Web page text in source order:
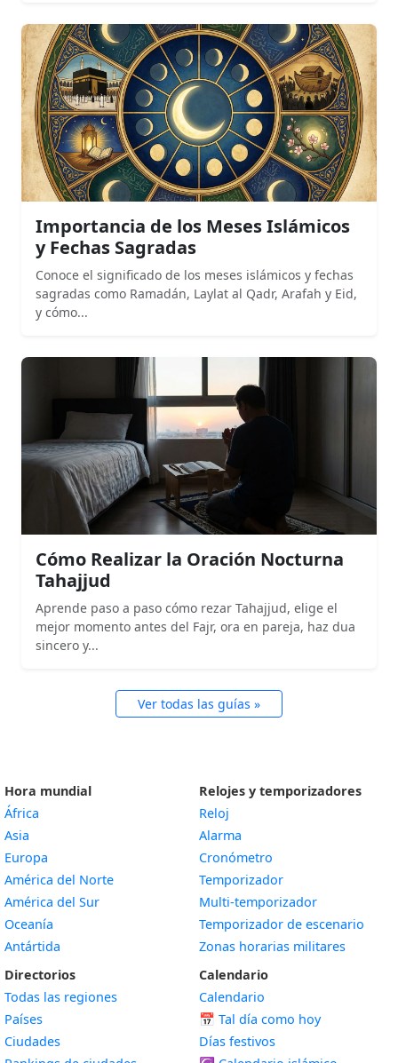
Importancia de los Meses Islámicos
y Fechas Sagradas
Conoce el significado de los meses islámicos y fechas
sagradas como Ramadán, Laylat al Qadr, Arafah y Eid,
y cómo...
Cómo Realizar la Oración Nocturna
Tahajjud
Aprende paso a paso cómo rezar Tahajjud, elige el
mejor momento antes del Fajr, ora en pareja, haz dua
sincero y...
Ver todas las guías »
Hora mundial
África
Asia
Europa
América del Norte
América del Sur
Oceanía
Antártida
Directorios
Todas las regiones
Países
Ciudades
Relojes y temporizadores
Reloj
Alarma
Cronómetro
Temporizador
Multi-temporizador
Temporizador de escenario
Zonas horarias militares
Calendario
Calendario
📅 Tal día como hoy
Días festivos